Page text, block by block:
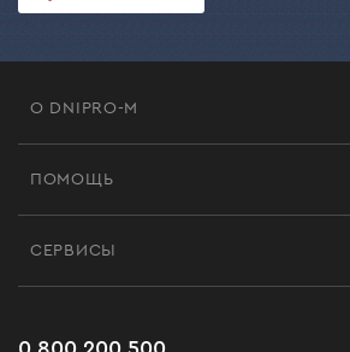
О DNIPRO-M
ПОМОЩЬ
Часто задаваемые вопросы
СЕРВИСЫ